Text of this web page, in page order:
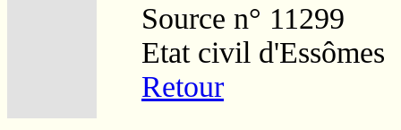
Source n° 11299
Etat civil d'Essômes
Retour